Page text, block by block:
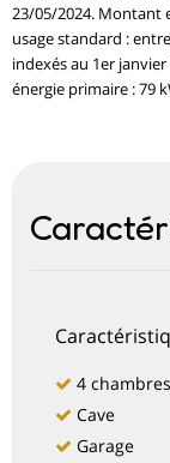
23/05/2024. Montant
usage standard :
indexés au 1er
énergie primaire : 79
4 chambres
Cave
Garage